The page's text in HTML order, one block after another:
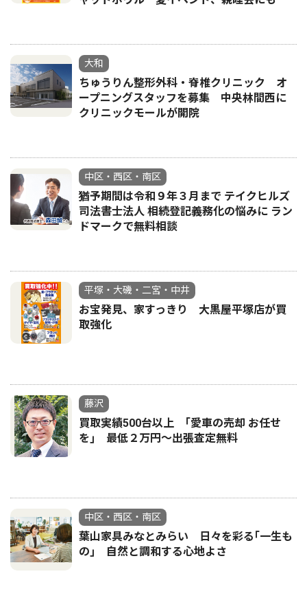
大和
ちゅうりん整形外科・脊椎クリニック オ
ープニングスタッフを募集 中央林間西に
クリニックモールが開院
中区・西区・南区
猶予期間は令和９年３月まで テイクヒルズ
司法書士法人 相続登記義務化の悩みに ラン
ドマークで無料相談
平塚・大磯・二宮・中井
お宝発見、家すっきり 大黒屋平塚店が買
取強化
藤沢
買取実績500台以上 ｢愛車の売却 お任せ
を｣ 最低２万円〜出張査定無料
中区・西区・南区
葉山家具みなとみらい 日々を彩る｢一生も
の｣ 自然と調和する心地よさ